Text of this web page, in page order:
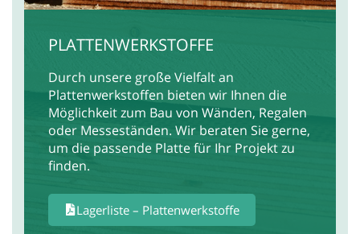
PLATTENWERKSTOFFE
Durch unsere große Vielfalt an
Plattenwerkstoffen bieten wir Ihnen die
Möglichkeit zum Bau von Wänden, Regalen
oder Messeständen. Wir beraten Sie gerne,
um die passende Platte für Ihr Projekt zu
finden.
Lagerliste – Plattenwerkstoffe